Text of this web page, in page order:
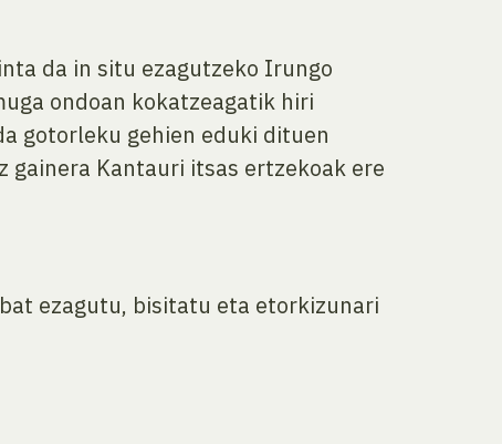
da in situ ezagutzeko Irungo
ondoan kokatzeagatik hiri
gotorleku gehien eduki dituen
Kantauri itsas ertzekoak ere
ezagutu, bisitatu eta etorkizunari